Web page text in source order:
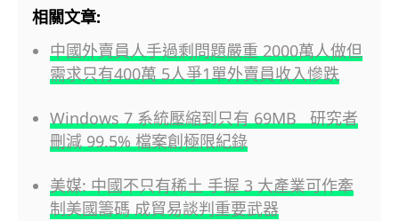
相關文章:
中國外賣員人手過剩問題嚴重 2000萬人做但
需求只有400萬 5人爭1單外賣員收入慘跌
Windows 7 系統壓縮到只有 69MB 研究者
刪減 99.5% 檔案創極限紀錄
美媒: 中國不只有稀土 手握 3 大產業可作牽
制美國籌碼 成貿易談判重要武器